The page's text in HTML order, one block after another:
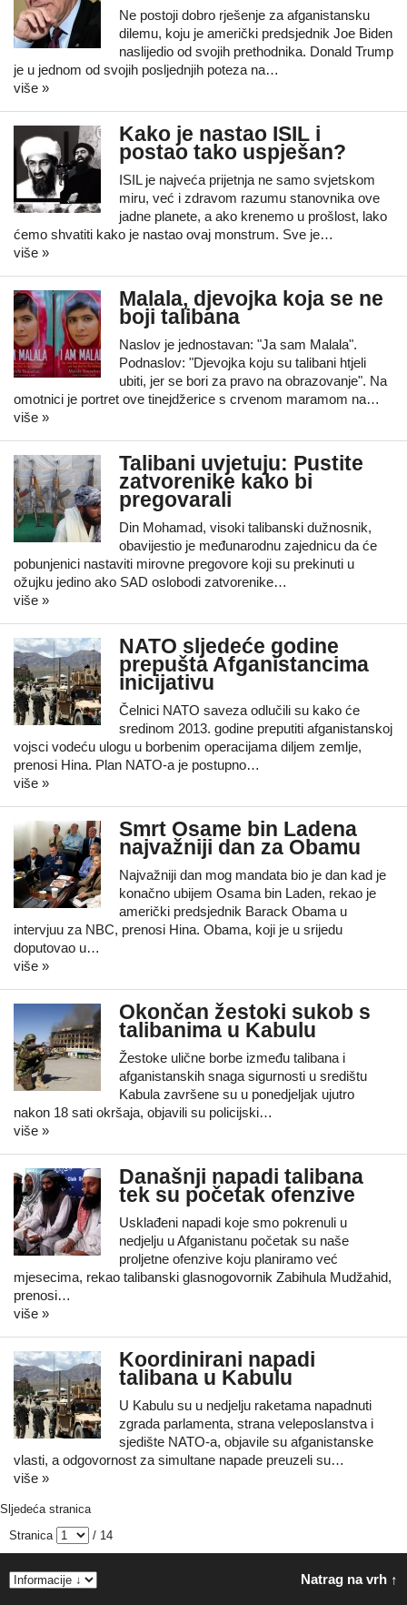
Ne postoji dobro rješenje za afganistansku
dilemu, koju je američki predsjednik Joe Biden
naslijedio od svojih prethodnika. Donald Trump
je u jednom od svojih posljednjih poteza na…
više »
Kako je nastao ISIL i
postao tako uspješan?
ISIL je najveća prijetnja ne samo svjetskom
miru, već i zdravom razumu stanovnika ove
jadne planete, a ako krenemo u prošlost, lako
ćemo shvatiti kako je nastao ovaj monstrum. Sve je…
više »
Malala, djevojka koja se ne
boji talibana
Naslov je jednostavan: "Ja sam Malala".
Podnaslov: "Djevojka koju su talibani htjeli
ubiti, jer se bori za pravo na obrazovanje". Na
omotnici je portret ove tinejdžerice s crvenom maramom na…
više »
Talibani uvjetuju: Pustite
zatvorenike kako bi
pregovarali
Din Mohamad, visoki talibanski dužnosnik,
obavijestio je međunarodnu zajednicu da će
pobunjenici nastaviti mirovne pregovore koji su prekinuti u
ožujku jedino ako SAD oslobodi zatvorenike…
više »
NATO sljedeće godine
prepušta Afganistancima
inicijativu
Čelnici NATO saveza odlučili su kako će
sredinom 2013. godine preputiti afganistanskoj
vojsci vodeću ulogu u borbenim operacijama diljem zemlje,
prenosi Hina. Plan NATO-a je postupno…
više »
Smrt Osame bin Ladena
najvažniji dan za Obamu
Najvažniji dan mog mandata bio je dan kad je
konačno ubijem Osama bin Laden, rekao je
američki predsjednik Barack Obama u
intervjuu za NBC, prenosi Hina. Obama, koji je u srijedu
doputovao u…
više »
Okončan žestoki sukob s
talibanima u Kabulu
Žestoke ulične borbe između talibana i
afganistanskih snaga sigurnosti u središtu
Kabula završene su u ponedjeljak ujutro
nakon 18 sati okršaja, objavili su policijski…
više »
Današnji napadi talibana
tek su početak ofenzive
Usklađeni napadi koje smo pokrenuli u
nedjelju u Afganistanu početak su naše
proljetne ofenzive koju planiramo već
mjesecima, rekao talibanski glasnogovornik Zabihula Mudžahid,
prenosi…
više »
Koordinirani napadi
talibana u Kabulu
U Kabulu su u nedjelju raketama napadnuti
zgrada parlamenta, strana veleposlanstva i
sjedište NATO-a, objavile su afganistanske
vlasti, a odgovornost za simultane napade preuzeli su…
više »
Sljedeća stranica
Stranica
/ 14
Natrag na vrh ↑